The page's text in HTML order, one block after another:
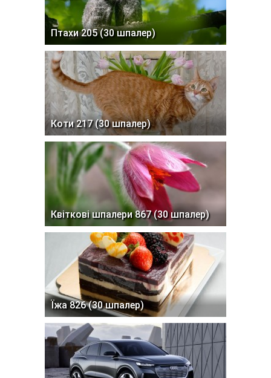
Птахи 205 (30 шпалер)
Коти 217 (30 шпалер)
Квіткові шпалери 867 (30 шпалер)
Їжа 826 (30 шпалер)